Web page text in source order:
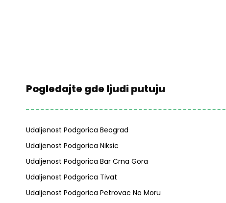
Pogledajte gde ljudi putuju
Udaljenost Podgorica Beograd
Udaljenost Podgorica Niksic
Udaljenost Podgorica Bar Crna Gora
Udaljenost Podgorica Tivat
Udaljenost Podgorica Petrovac Na Moru